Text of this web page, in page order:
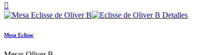

Mesa Eclisse